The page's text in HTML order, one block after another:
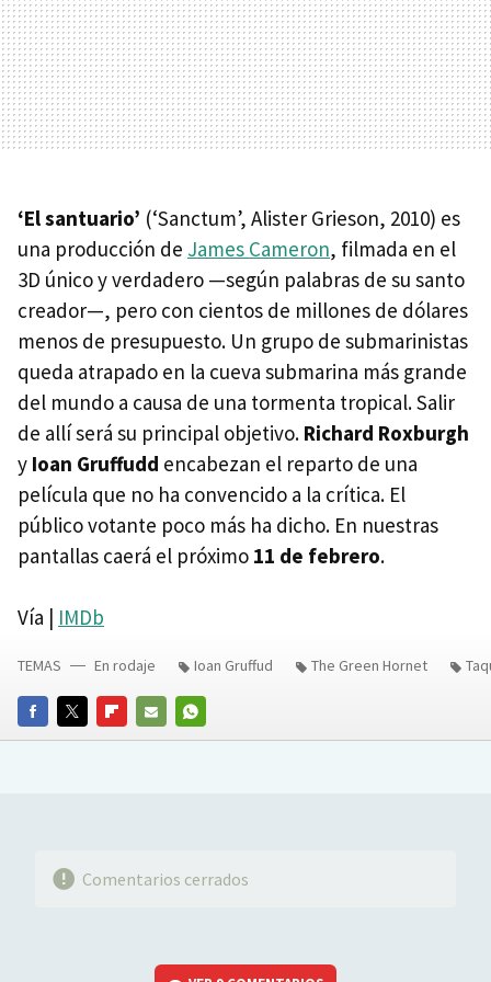
‘El santuario’ (‘Sanctum’, Alister Grieson, 2010) es
una producción de James Cameron, filmada en el
3D único y verdadero —según palabras de su santo
creador—, pero con cientos de millones de dólares
menos de presupuesto. Un grupo de submarinistas
queda atrapado en la cueva submarina más grande
del mundo a causa de una tormenta tropical. Salir
de allí será su principal objetivo. Richard Roxburgh
y Ioan Gruffudd encabezan el reparto de una
película que no ha convencido a la crítica. El
público votante poco más ha dicho. En nuestras
pantallas caerá el próximo 11 de febrero.
Vía | IMDb
FACEBOOKTWITTERFLIPBOARD
E-
WHATSAPP
TEMAS En rodaje Ioan Gruffud The Green Hornet
Comentarios cerrados